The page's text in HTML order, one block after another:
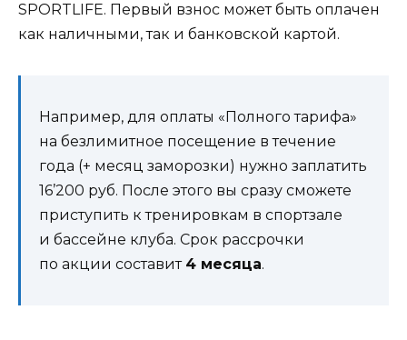
SPORTLIFE. Первый взнос может быть оплачен
как наличными, так и банковской картой.
Например, для оплаты «Полного тарифа»
на безлимитное посещение в течение
года (+ месяц заморозки) нужно заплатить
16’200 руб. После этого вы сразу сможете
приступить к тренировкам в спортзале
и бассейне клуба. Срок рассрочки
по акции составит 4 месяца.